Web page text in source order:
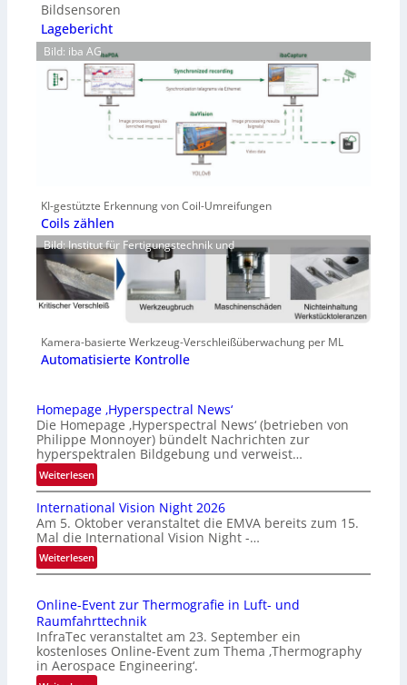
Bildsensoren
Lagebericht
Bild: iba AG
KI-gestützte Erkennung von Coil-Umreifungen
Coils zählen
Bild: Institut für Fertigungstechnik und
Kamera-basierte Werkzeug-Verschleißüberwachung per ML
Automatisierte Kontrolle
Homepage ‚Hyperspectral News‘
Die Homepage ‚Hyperspectral News‘ (betrieben von
Philippe Monnoyer) bündelt Nachrichten zur
hyperspektralen Bildgebung und verweist…
Weiterlesen:
H
o
m
e
p
a
e
‚
H
y
p
International Vision Night 2026
Am 5. Oktober veranstaltet die EMVA bereits zum 15.
Mal die International Vision Night -…
Weiterlesen:
I
t
e
r
n
a
Online-Event zur Thermografie in Luft- und
Raumfahrttechnik
InfraTec veranstaltet am 23. September ein
kostenloses Online-Event zum Thema ‚Thermography
in Aerospace Engineering‘.